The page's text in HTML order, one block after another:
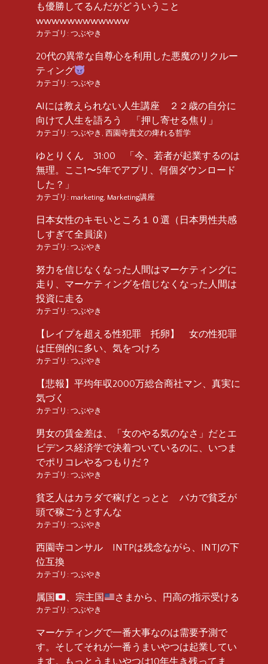
も優勝してるんだがどういうこと
wwwwwwwwwwww
カテゴリ: つぶやき
20代の異常な自尊心を利用した悪魔のリクルー
ティング
カテゴリ: つぶやき
AIには教えられない人生講座 ２２歳の自分に
向けて人生を語ろう 「押し寄せる焦り」
カテゴリ: つぶやき , 西園寺貴文の痺れる哲学
ゆとりくん 31:00 「今、若者が起業するのは
無理。ここ1〜5年でアプリ、何個ダウンロード
した？」
カテゴリ: marketing, Marketing講座
日本女性のキモいところ１０選（日本男性共感
しすぎて全員涙）
カテゴリ: つぶやき
努力を信じなくなった人間はマーケティングに
走り、マーケティングを信じなくなった人間は
投資に走る
カテゴリ: つぶやき
【レイプを超える性犯罪 托卵】 女の性犯罪
は圧倒的に多い、気をつけろ
カテゴリ: つぶやき
【悲報】平均年収2000万総合商社マン、真実に
気づく
カテゴリ: つぶやき
男女の賃金差は、「女のやる気のなさ」だとエ
ビデンス経済学で決着ついているのに、いつま
でポリコレやるつもりだ？
カテゴリ: つぶやき
貧乏人はカラダで稼げとっとと バカで貧乏が
頭で稼ごうとすんな
カテゴリ: つぶやき
西園寺コンサル INTPは残念ながら、INTJの下
位互換
カテゴリ: つぶやき
属国 、宗主国 さまから、円高の指示受ける
カテゴリ: つぶやき
マーケティングで一番大事なのは需要予測で
す。そしてそれが一番うまいやつは起業してい
ます。もっとうまいやつは10年生き残ってま